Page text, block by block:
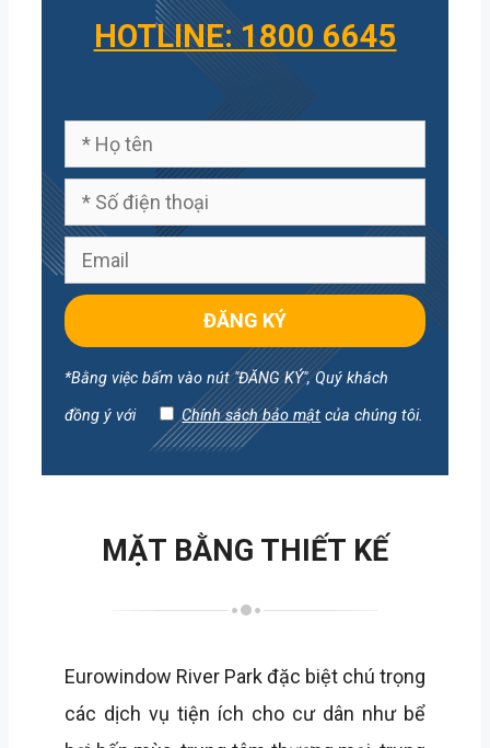
HOTLINE: 1800 6645
*Bằng việc bấm vào nút "ĐĂNG KÝ", Quý khách
đồng ý với
Chính sách bảo mật của chúng tôi.
MẶT BẰNG THIẾT KẾ
Eurowindow River Park đặc biệt chú trọng
các dịch vụ tiện ích cho cư dân như bể